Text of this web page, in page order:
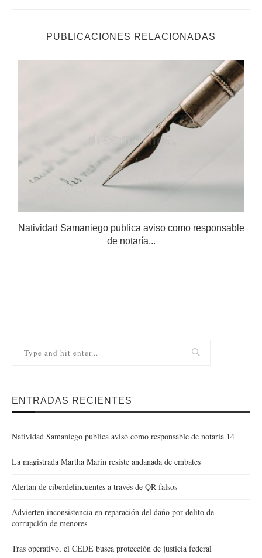
PUBLICACIONES RELACIONADAS
Natividad Samaniego publica aviso como responsable
de notaría...
ENTRADAS RECIENTES
Natividad Samaniego publica aviso como responsable de notaría 14
La magistrada Martha Marín resiste andanada de embates
Alertan de ciberdelincuentes a través de QR falsos
Advierten inconsistencia en reparación del daño por delito de
corrupción de menores
Tras operativo, el CEDE busca protección de justicia federal